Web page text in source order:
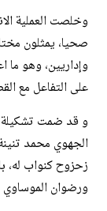
صحيا، يمثلون
وإداريين، وهو ما
على التفاعل مع
و قد ضمت تشكيلة
الجهوي محمد
زحزوح كنواب له،
ورضوان الموساوي